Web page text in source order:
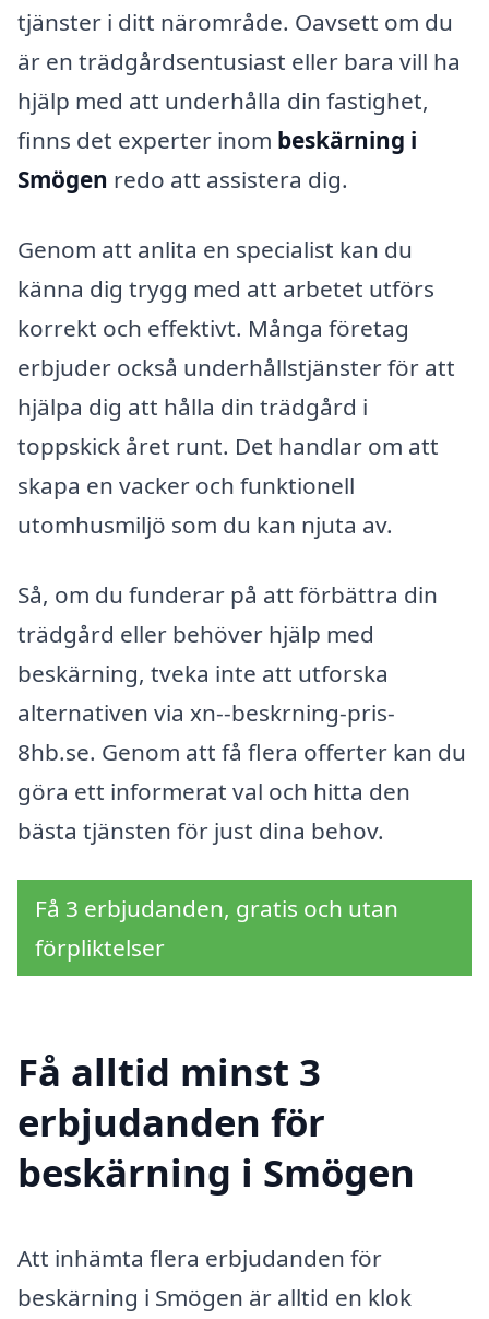
tjänster i ditt närområde. Oavsett om du
är en trädgårdsentusiast eller bara vill ha
hjälp med att underhålla din fastighet,
finns det experter inom beskärning i
Smögen redo att assistera dig.
Genom att anlita en specialist kan du
känna dig trygg med att arbetet utförs
korrekt och effektivt. Många företag
erbjuder också underhållstjänster för att
hjälpa dig att hålla din trädgård i
toppskick året runt. Det handlar om att
skapa en vacker och funktionell
utomhusmiljö som du kan njuta av.
Så, om du funderar på att förbättra din
trädgård eller behöver hjälp med
beskärning, tveka inte att utforska
alternativen via xn--beskrning-pris-
8hb.se. Genom att få flera offerter kan du
göra ett informerat val och hitta den
bästa tjänsten för just dina behov.
Få 3 erbjudanden, gratis och utan
förpliktelser
Få alltid minst 3
erbjudanden för
beskärning i Smögen
Att inhämta flera erbjudanden för
beskärning i Smögen är alltid en klok